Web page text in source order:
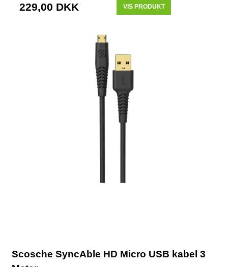
229,00 DKK VIS PRODUKT
Scosche SyncAble HD Micro USB kabel 3